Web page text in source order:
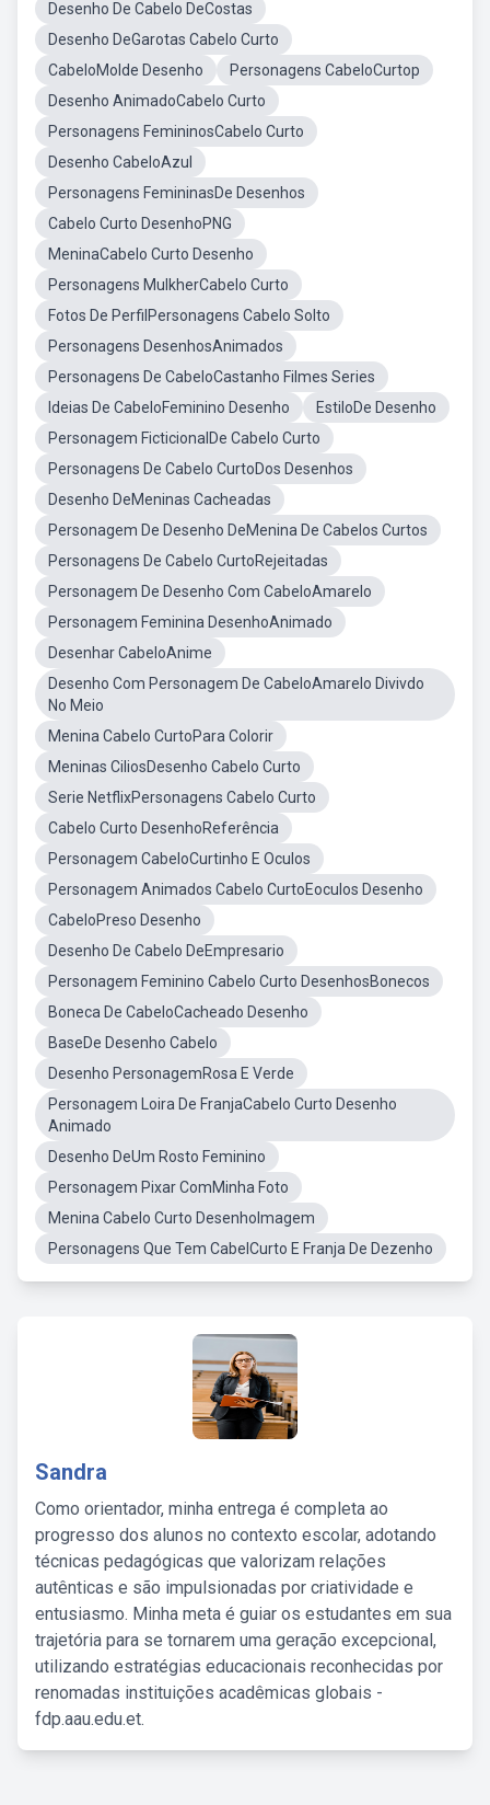
Desenho De Cabelo DeCostas
Desenho DeGarotas Cabelo Curto
CabeloMolde Desenho
Personagens CabeloCurtop
Desenho AnimadoCabelo Curto
Personagens FemininosCabelo Curto
Desenho CabeloAzul
Personagens FemininasDe Desenhos
Cabelo Curto DesenhoPNG
MeninaCabelo Curto Desenho
Personagens MulkherCabelo Curto
Fotos De PerfilPersonagens Cabelo Solto
Personagens DesenhosAnimados
Personagens De CabeloCastanho Filmes Series
Ideias De CabeloFeminino Desenho
EstiloDe Desenho
Personagem FicticionalDe Cabelo Curto
Personagens De Cabelo CurtoDos Desenhos
Desenho DeMeninas Cacheadas
Personagem De Desenho DeMenina De Cabelos Curtos
Personagens De Cabelo CurtoRejeitadas
Personagem De Desenho Com CabeloAmarelo
Personagem Feminina DesenhoAnimado
Desenhar CabeloAnime
Desenho Com Personagem De CabeloAmarelo Divivdo
No Meio
Menina Cabelo CurtoPara Colorir
Meninas CiliosDesenho Cabelo Curto
Serie NetflixPersonagens Cabelo Curto
Cabelo Curto DesenhoReferência
Personagem CabeloCurtinho E Oculos
Personagem Animados Cabelo CurtoEoculos Desenho
CabeloPreso Desenho
Desenho De Cabelo DeEmpresario
Personagem Feminino Cabelo Curto DesenhosBonecos
Boneca De CabeloCacheado Desenho
BaseDe Desenho Cabelo
Desenho PersonagemRosa E Verde
Personagem Loira De FranjaCabelo Curto Desenho
Animado
Desenho DeUm Rosto Feminino
Personagem Pixar ComMinha Foto
Menina Cabelo Curto DesenhoImagem
Personagens Que Tem CabelCurto E Franja De Dezenho
Sandra
Como orientador, minha entrega é completa ao
progresso dos alunos no contexto escolar, adotando
técnicas pedagógicas que valorizam relações
autênticas e são impulsionadas por criatividade e
entusiasmo. Minha meta é guiar os estudantes em sua
trajetória para se tornarem uma geração excepcional,
utilizando estratégias educacionais reconhecidas por
renomadas instituições acadêmicas globais -
fdp.aau.edu.et.